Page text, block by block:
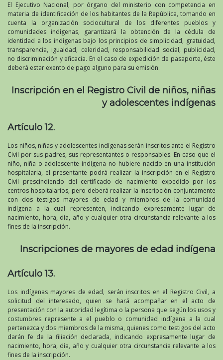
El Ejecutivo Nacional, por órgano del ministerio con competencia en
materia de identificación de los habitantes de la República, tomando en
cuenta la organización sociocultural de los diferentes pueblos y
comunidades indígenas, garantizará la obtención de la cédula de
identidad a los indígenas bajo los principios de simplicidad, gratuidad,
transparencia, igualdad, celeridad, responsabilidad social, publicidad,
no discriminación y eficacia. En el caso de expedición de pasaporte, éste
deberá estar exento de pago alguno para su emisión.
Inscripción en el Registro Civil de niños, niñas
y adolescentes indígenas
Artículo 12.
Los niños, niñas y adolescentes indígenas serán inscritos ante el Registro
Civil por sus padres, sus representantes o responsables. En caso que el
niño, niña o adolescente indígena no hubiere nacido en una institución
hospitalaria, el presentante podrá realizar la inscripción en el Registro
Civil prescindiendo del certificado de nacimiento expedido por los
centros hospitalarios, pero deberá realizar la inscripción conjuntamente
con dos testigos mayores de edad y miembros de la comunidad
indígena a la cual representen, indicando expresamente lugar de
nacimiento, hora, día, año y cualquier otra circunstancia relevante a los
fines de la inscripción.
Inscripciones de mayores de edad indígena
Artículo 13.
Los indígenas mayores de edad, serán inscritos en el Registro Civil, a
solicitud del interesado, quien se hará acompañar en el acto de
presentación con la autoridad legítima o la persona que según los usos y
costumbres represente a el pueblo o comunidad indígena a la cual
pertenezca y dos miembros de la misma, quienes como testigos del acto
darán fe de la filiación declarada, indicando expresamente lugar de
nacimiento, hora, día, año y cualquier otra circunstancia relevante a los
fines de la inscripción.